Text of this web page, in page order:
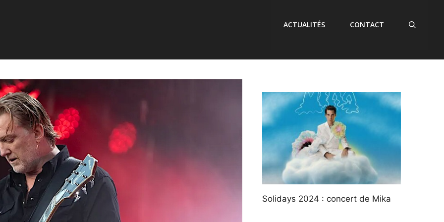
ACTUALITÉS CONTACT
Solidays 2024 : concert de Mika